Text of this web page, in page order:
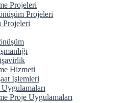
Projeleri
Projeleri
Projeleri
Hizmeti
İşlemleri
Proje Uygulamaları